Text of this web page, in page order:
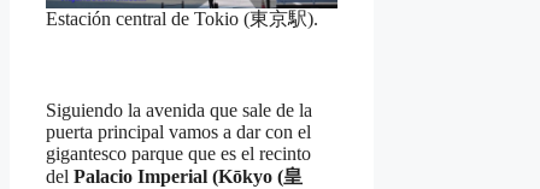
Estación central de Tokio (東京駅).
Siguiendo la avenida que sale de la
puerta principal vamos a dar con el
gigantesco parque que es el recinto
del Palacio Imperial (Kōkyo (皇